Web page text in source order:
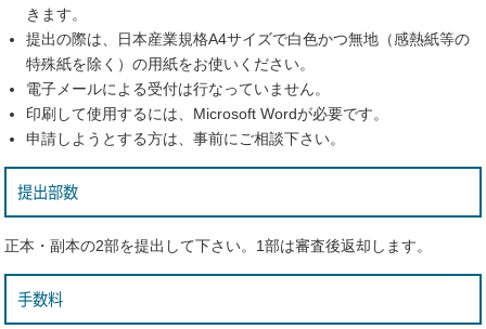
きます。
提出の際は、日本産業規格A4サイズで白色かつ無地（感熱紙等の
特殊紙を除く）の用紙をお使いください。
電子メールによる受付は行なっていません。
印刷して使用するには、Microsoft Wordが必要です。
申請しようとする方は、事前にご相談下さい。
提出部数
正本・副本の2部を提出して下さい。1部は審査後返却します。
手数料